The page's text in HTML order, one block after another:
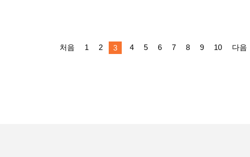
처음 1 2 3 4 5 6 7 8 9 10 다음